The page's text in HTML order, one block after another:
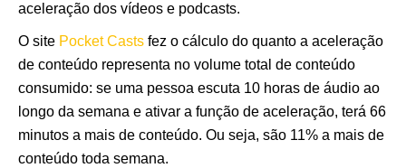
aceleração dos vídeos e podcasts.
O site Pocket Casts fez o cálculo do quanto a aceleração
de conteúdo representa no volume total de conteúdo
consumido: se uma pessoa escuta 10 horas de áudio ao
longo da semana e ativar a função de aceleração, terá 66
minutos a mais de conteúdo. Ou seja, são 11% a mais de
conteúdo toda semana.